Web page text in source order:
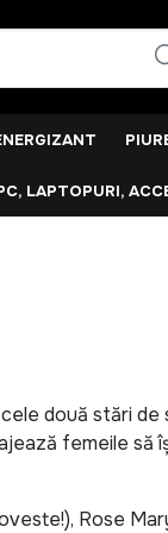
LAPTOPURI,
două stări
femeile să
Rose